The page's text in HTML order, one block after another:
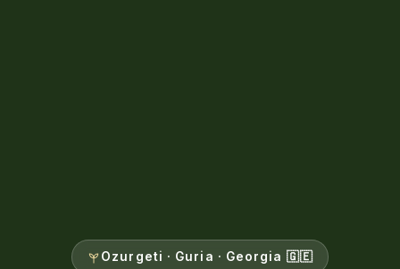
Ozurgeti · Guria · Georgia 🇬🇪